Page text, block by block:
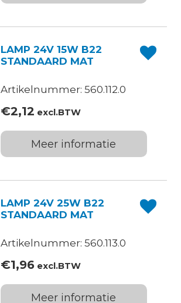
LAMP 24V 15W B22
STANDAARD MAT
Artikelnummer: 560.112.0
€2,12 excl.BTW
Meer informatie
LAMP 24V 25W B22
STANDAARD MAT
Artikelnummer: 560.113.0
€1,96excl.BTW
Meer informatie